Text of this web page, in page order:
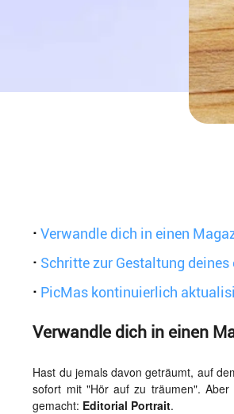
·Verwandle dich in einen
· Schritte zur Gestaltung
· PicMas kontinuierlich
Verwandle dich in einen
Hast du jemals davon geträumt, auf
sofort mit "Hör auf zu träumen". Aber
gemacht: Editorial Portrait.